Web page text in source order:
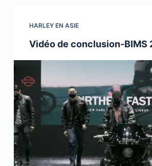
HARLEY EN ASIE
Vidéo de conclusion-BIMS